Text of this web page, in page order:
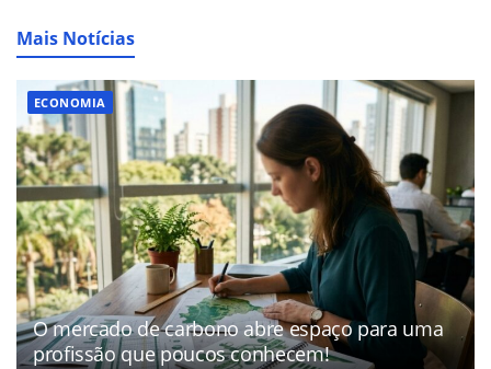
Mais Notícias
ECONOMIA
O mercado de carbono abre espaço para uma
profissão que poucos conhecem!